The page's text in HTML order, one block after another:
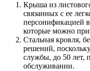
Крыша из
связанных с ее
персонификацией
которые можно
Стальная кровля,
решений,
службы, до 50 лет,
обслуживании.